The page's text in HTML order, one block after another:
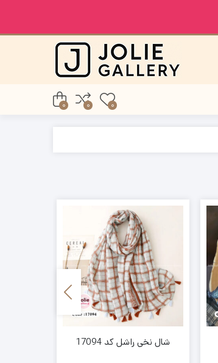
0
0
0
شال نخی راشل کد 17094